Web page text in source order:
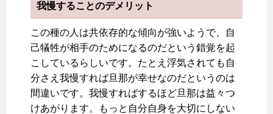
我慢することのデメリット
この種の人は共依存的な傾向が強いようで、自
己犠牲が相手のためになるのだという錯覚を起
こしているらしいです。たとえ浮気されても自
分さえ我慢すれば旦那が幸せなのだというのは
間違いです。我慢すればするほど旦那は益々つ
けあがります。もっと自分自身を大切にしない